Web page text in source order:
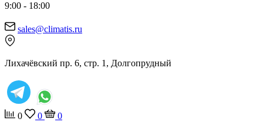
9:00 - 18:00
sales@climatis.ru
Лихачёвский пр. 6, стр. 1, Долгопрудный
0 0
0